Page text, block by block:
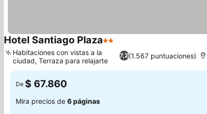
Hotel Santiago Plaza2 Estrellas
7,2(1.567 puntuaciones)
Habitaciones con vistas a la
ciudad, Terraza para relajarte
De $ 67.860
Mira precios de 6 páginas